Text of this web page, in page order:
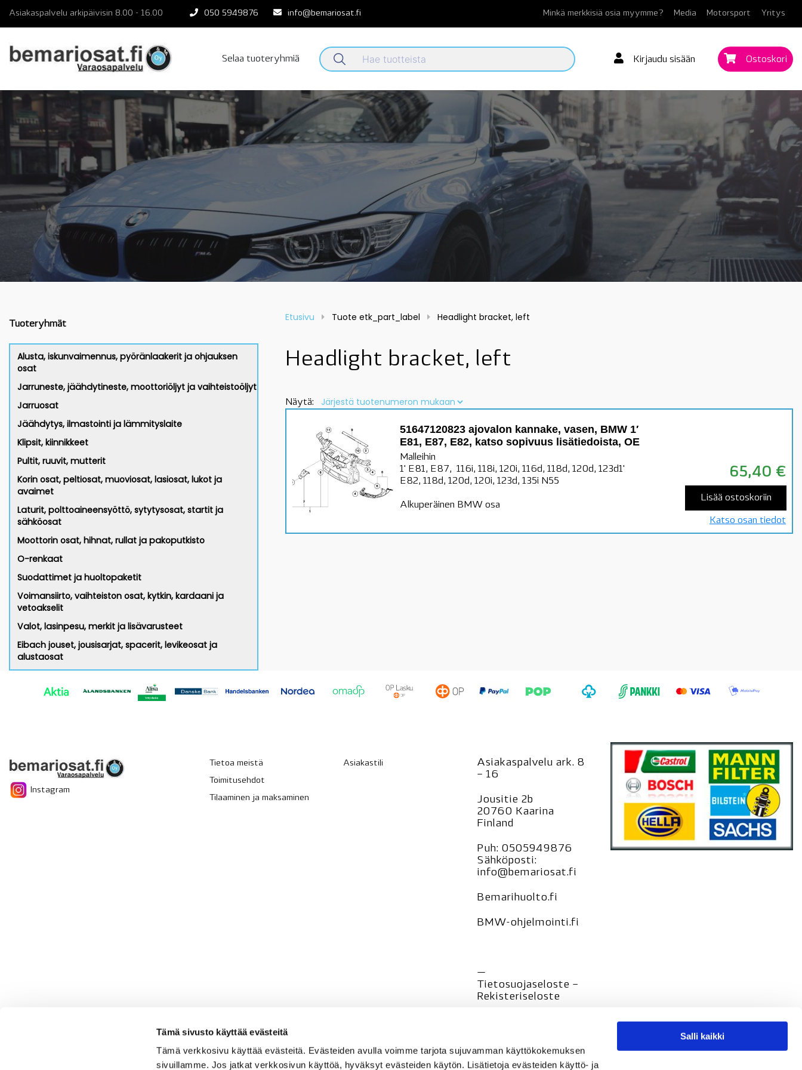
Tämä sivusto käyttää evästeitä
Tämä verkkosivu käyttää evästeitä. Evästeiden avulla voimme tarjota sujuvamman käyttökokemuksen
sivuillamme. Jos jatkat verkkosivun käyttöä, hyväksyt evästeiden käytön. Lisätietoja evästeiden käyttö- ja
Salli kaikki
content
Asiakaspalvelu arkipäivisin 8.00 - 16.00 050 5949876 info@bemariosat.fi Minkä merkkisiä osia myymme? Media Motorsport Yritys
Selaa tuoteryhmiä Kirjaudu sisään Ostoskori
Tuoteryhmät
Alusta, iskunvaimennus, pyöränlaakerit ja ohjauksen
osat
Jarruneste, jäähdytineste, moottoriöljyt ja vaihteistoöljyt
Jarruosat
Jäähdytys, ilmastointi ja lämmityslaite
Klipsit, kiinnikkeet
Pultit, ruuvit, mutterit
Korin osat, peltiosat, muoviosat, lasiosat, lukot ja
avaimet
Laturit, polttoaineensyöttö, sytytysosat, startit ja
sähköosat
Moottorin osat, hihnat, rullat ja pakoputkisto
O-renkaat
Suodattimet ja huoltopaketit
Voimansiirto, vaihteiston osat, kytkin, kardaani ja
vetoakselit
Valot, lasinpesu, merkit ja lisävarusteet
Eibach jouset, jousisarjat, spacerit, levikeosat ja
alustaosat
Etusivu Tuote etk_part_label Headlight bracket, left
Headlight bracket, left
Näytä:
51647120823 ajovalon kannake, vasen, BMW 1′
E81, E87, E82, katso sopivuus lisätiedoista, OE
Malleihin
1' E81, E87, 116i, 118i, 120i, 116d, 118d, 120d, 123d1'
E82, 118d, 120d, 120i, 123d, 135i N55
Alkuperäinen BMW osa
65,40 €
Lisää ostoskoriin
Katso osan tiedot
Instagram
Tietoa meistä
Toimitusehdot
Tilaaminen ja maksaminen
Asiakastili
Asiakaspalvelu ark. 8
– 16
Jousitie 2b
20760 Kaarina
Finland
Puh: 0505949876
Sähköposti:
info@bemariosat.fi
Bemarihuolto.fi
BMW-ohjelmointi.fi
—
Tietosuojaseloste –
Rekisteriseloste